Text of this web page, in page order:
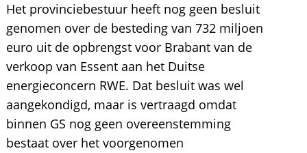
Het provinciebestuur heeft nog geen besluit
genomen over de besteding van 732 miljoen
euro uit de opbrengst voor Brabant van de
verkoop van Essent aan het Duitse
energieconcern RWE. Dat besluit was wel
aangekondigd, maar is vertraagd omdat
binnen GS nog geen overeenstemming
bestaat over het voorgenomen